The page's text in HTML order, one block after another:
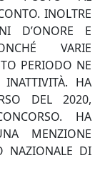
INOLTRE
D’ONORE E
VARIE
PERIODO NE
HA
DEL 2020,
HA
MENZIONE
NAZIONALE DI